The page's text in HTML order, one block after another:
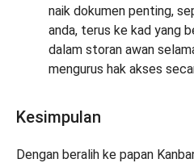
naik dokumen penting,
anda, terus ke kad yang
dalam storan awan
mengurus hak akses
Kesimpulan
Dengan beralih ke papan